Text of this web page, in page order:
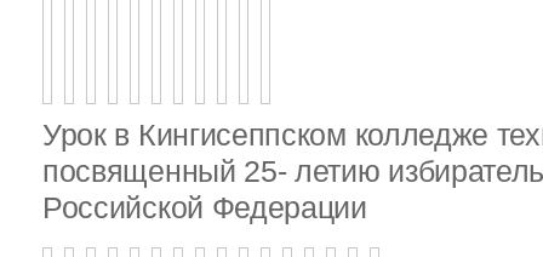
Урок в Кингисеппском колледже
посвященный 25- летию
Российской Федерации